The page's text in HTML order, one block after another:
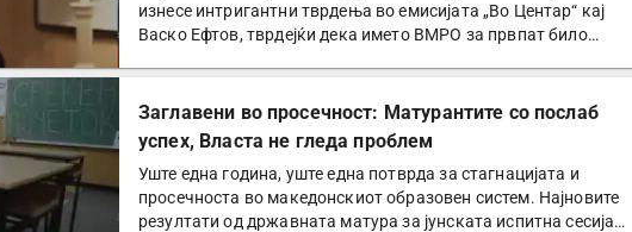
изнесе интригантни тврдења во емисијата „Во Центар“ кај
Васко Ефтов, тврдејќи дека името ВМРО за првпат било
Заглавени во просечност: Матурантите со послаб
успех, Власта не гледа проблем
Уште една година, уште една потврда за стагнацијата и
просечноста во македонскиот образовен систем. Најновите
резултати од државната матура за јунската испитна сесија…